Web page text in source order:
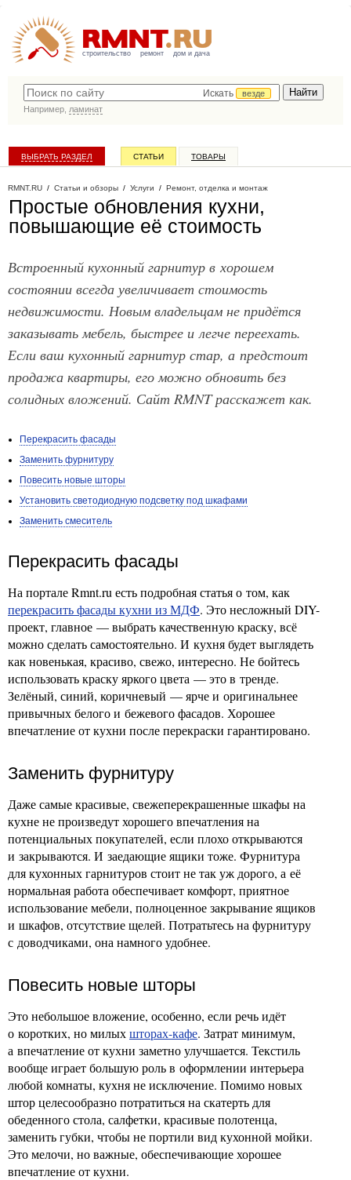
строительство ремонт дом и дача
Искать
везде
Например, ламинат
ВЫБРАТЬ РАЗДЕЛ СТАТЬИ ТОВАРЫ
RMNT.RU / Статьи и обзоры / Услуги / Ремонт, отделка и монтаж
Простые обновления кухни,
повышающие её стоимость
Встроенный кухонный гарнитур в хорошем
состоянии всегда увеличивает стоимость
недвижимости. Новым владельцам не придётся
заказывать мебель, быстрее и легче переехать.
Если ваш кухонный гарнитур стар, а предстоит
продажа квартиры, его можно обновить без
солидных вложений. Сайт RMNT расскажет как.
Перекрасить фасады
Заменить фурнитуру
Повесить новые шторы
Установить светодиодную подсветку под шкафами
Заменить смеситель
Перекрасить фасады
На портале Rmnt.ru есть подробная статья о том, как
перекрасить фасады кухни из МДФ. Это несложный DIY-
проект, главное — выбрать качественную краску, всё
можно сделать самостоятельно. И кухня будет выглядеть
как новенькая, красиво, свежо, интересно. Не бойтесь
использовать краску яркого цвета — это в тренде.
Зелёный, синий, коричневый — ярче и оригинальнее
привычных белого и бежевого фасадов. Хорошее
впечатление от кухни после перекраски гарантировано.
Заменить фурнитуру
Даже самые красивые, свежеперекрашенные шкафы на
кухне не произведут хорошего впечатления на
потенциальных покупателей, если плохо открываются
и закрываются. И заедающие ящики тоже. Фурнитура
для кухонных гарнитуров стоит не так уж дорого, а её
нормальная работа обеспечивает комфорт, приятное
использование мебели, полноценное закрывание ящиков
и шкафов, отсутствие щелей. Потратьтесь на фурнитуру
с доводчиками, она намного удобнее.
Повесить новые шторы
Это небольшое вложение, особенно, если речь идёт
о коротких, но милыхшторах-кафе. Затрат минимум,
а впечатление от кухни заметно улучшается. Текстиль
вообще играет большую роль в оформлении интерьера
любой комнаты, кухня не исключение. Помимо новых
штор целесообразно потратиться на скатерть для
обеденного стола, салфетки, красивые полотенца,
заменить губки, чтобы не портили вид кухонной мойки.
Это мелочи, но важные, обеспечивающие хорошее
впечатление от кухни.